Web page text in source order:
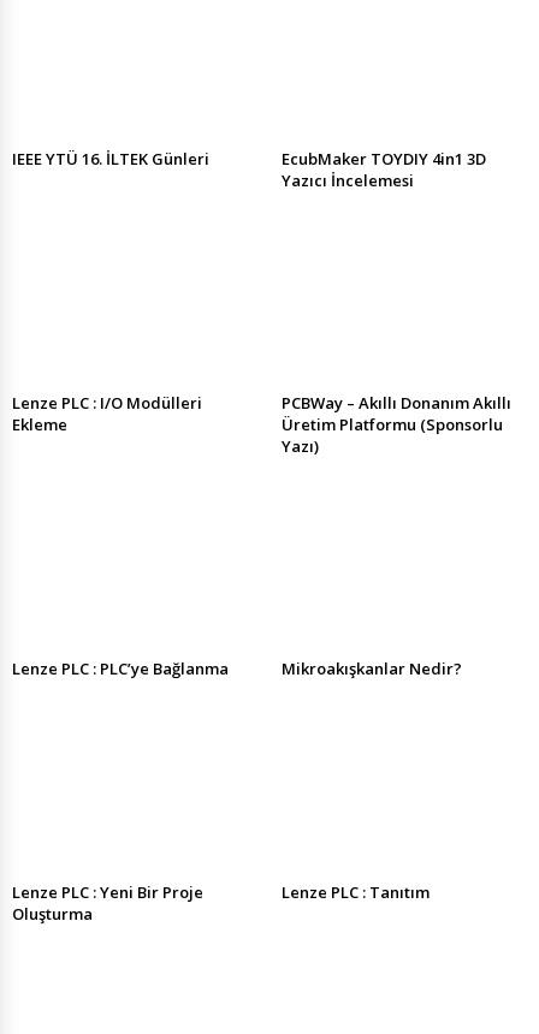
IEEE YTÜ 16. İLTEK Günleri
EcubMaker TOYDIY 4in1 3D
Yazıcı İncelemesi
Lenze PLC : I/O Modülleri
Ekleme
PCBWay – Akıllı Donanım Akıllı
Üretim Platformu (Sponsorlu
Yazı)
Lenze PLC : PLC’ye Bağlanma Mikroakışkanlar Nedir?
Lenze PLC : Yeni Bir Proje
Oluşturma
Lenze PLC : Tanıtım